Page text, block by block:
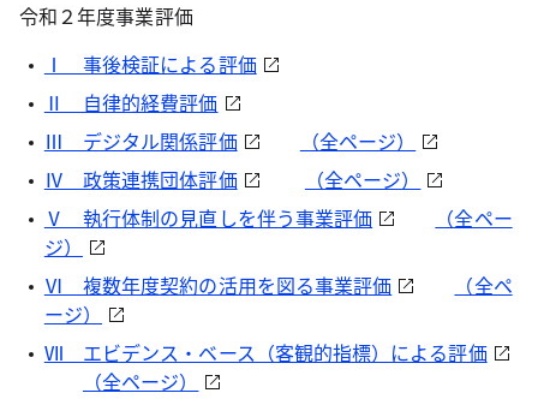
令和２年度事業評価
Ⅰ 事後検証による評価
Ⅱ 自律的経費評価
Ⅲ デジタル関係評価
（全ページ）
Ⅳ 政策連携団体評価
（全ページ）
Ⅴ 執行体制の見直しを伴う事業評価
（全ペー
ジ）
Ⅵ 複数年度契約の活用を図る事業評価
（全ペ
ージ）
Ⅶ エビデンス・ベース（客観的指標）による評価
（全ページ）